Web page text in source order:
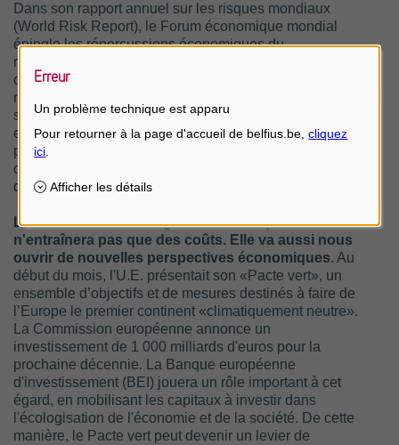
Dans son rapport annuel sur les risques mondiaux
(World Risk Report), le Forum économique mondial
épingle les répercussions économiques du
réchauffement climatique. Le montant des dégâts
occasionnés par les catastrophes naturelles dans le
monde a atteint 165 milliards de dollars en 2018, dont
seulement la moitié couverte par des assurances. Une
enquête menée auprès de plus de 200 entreprises,
parmi les plus grandes au monde, révèle leur crainte
d'un coût économique potentiel de 1 000 milliards de
dollars à long terme en cas de statu quo.
La lutte contre le changement climatique
n'entraînera pas que des coûts. Elle va aussi nous
ouvrir de nouvelles perspectives économiques. Au
début du mois, l'U.E. présentait son «Pacte vert», un
ensemble d’objectifs et de mesures destinés à faire de
l’Europe le premier continent «climatiquement neutre».
La Commission européenne annonce un
investissement de 1 000 milliards d'euros pour la
prochaine décennie. La Banque européenne
d'investissement (BEI) jouera un rôle important à cet
égard, en mobilisant les capitaux à investir dans
l'écologisation de l'économie et de la société. De cette
manière, le Pacte vert peut devenir un levier de
Erreur
Un problème technique est apparu